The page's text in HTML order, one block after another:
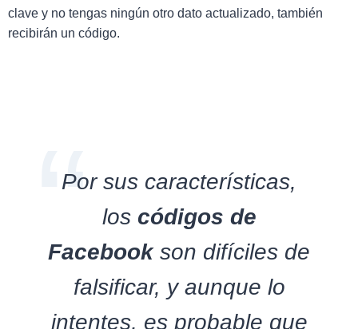
clave y no tengas ningún otro dato actualizado, también
recibirán un código.
Por sus características,
los códigos de
Facebookson difíciles de
falsificar, y aunque lo
intentes, es probable que